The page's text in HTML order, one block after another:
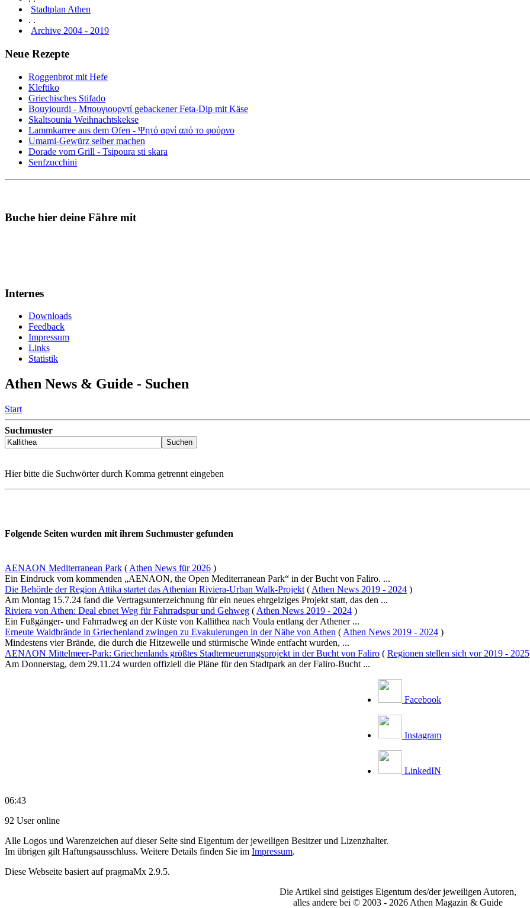
Stadtplan Athen
. .
Archive 2004 - 2019
Neue Rezepte
Roggenbrot mit Hefe
Kleftiko
Griechisches Stifado
Bouyiourdi - Μπουγιουρντί gebackener Feta-Dip mit Käse
Skaltsounia Weihnachtskekse
Lammkarree aus dem Ofen - Ψητό αρνί από το φούρνο
Umami-Gewürz selber machen
Dorade vom Grill - Tsipoura sti skara
Senfzucchini
Buche hier deine Fähre mit
Internes
Downloads
Feedback
Impressum
Links
Statistik
Athen News & Guide - Suchen
Start
Suchmuster
Hier bitte die Suchwörter durch Komma getrennt eingeben
Folgende Seiten wurden mit ihrem Suchmuster gefunden
AENAON Mediterranean Park ( Athen News für 2026 )
Ein Eindruck vom kommenden „AENAON, the Open Mediterranean Park“ in der Bucht von Faliro. ...
Die Behörde der Region Attika startet das Athenian Riviera-Urban Walk-Projekt ( Athen News 2019 - 2024 )
Am Montag 15.7.24 fand die Vertragsunterzeichnung für ein neues ehrgeiziges Projekt statt, das den ...
Riviera von Athen: Deal ebnet Weg für Fahrradspur und Gehweg ( Athen News 2019 - 2024 )
Ein Fußgänger- und Fahrradweg an der Küste von Kallithea nach Voula entlang der Athener ...
Erneute Waldbrände in Griechenland zwingen zu Evakuierungen in der Nähe von Athen ( Athen News 2019 - 2024 )
Mindestens vier Brände, die durch die Hitzewelle und stürmische Winde entfacht wurden, ...
AENAON Mittelmeer-Park: Griechenlands größtes Stadterneuerungsprojekt in der Bucht von Faliro ( Regionen stellen sich vor 2019 - 2025
Am Donnerstag, dem 29.11.24 wurden offiziell die Pläne für den Stadtpark an der Faliro-Bucht ...
Facebook
Instagram
LinkedIN
06:43
92 User online
Alle Logos und Warenzeichen auf dieser Seite sind Eigentum der jeweiligen Besitzer und Lizenzhalter.
Im übrigen gilt Haftungsausschluss. Weitere Details finden Sie im Impressum.
Diese Webseite basiert auf pragmaMx 2.9.5.
Die Artikel sind geistiges Eigentum des/der jeweiligen Autoren,
alles andere bei © 2003 - 2026 Athen Magazin & Guide